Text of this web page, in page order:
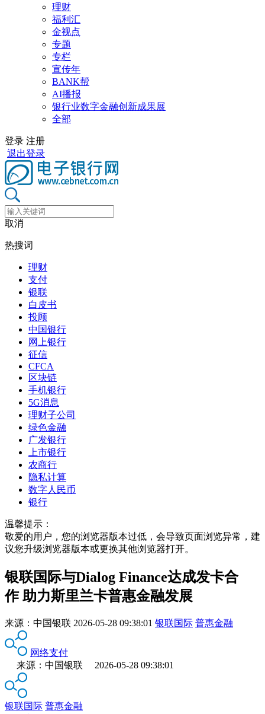
理财
福利汇
金视点
专题
专栏
宣传年
BANK帮
AI播报
银行业数字金融创新成果展
全部
登录 注册
退出登录
取消
热搜词
理财
支付
银联
白皮书
投顾
中国银行
网上银行
征信
CFCA
区块链
手机银行
5G消息
理财子公司
绿色金融
广发银行
上市银行
农商行
隐私计算
数字人民币
银行
温馨提示：
敬爱的用户，您的浏览器版本过低，会导致页面浏览异常，建
议您升级浏览器版本或更换其他浏览器打开。
银联国际与Dialog Finance达成发卡合
作 助力斯里兰卡普惠金融发展
来源： 中国银联 2026-05-28 09:38:01 银联国际 普惠金融
网络支付
来源：中国银联 2026-05-28 09:38:01
银联国际 普惠金融